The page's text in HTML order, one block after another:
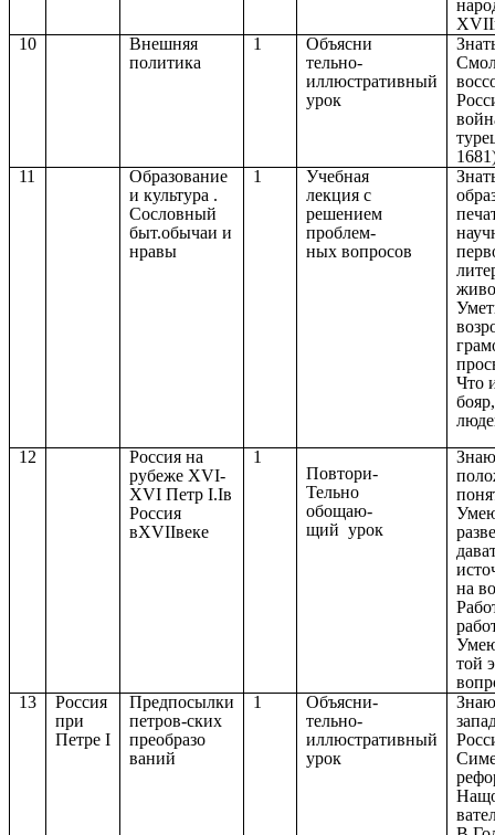
10
Внешняя
политика
1
Объясни
тельно-
иллюстративный
урок
11
Образование
и культура .
Сословный
быт.обычаи и
нравы
1
Учебная
лекция с
решением
проблем-
ных вопросов
Что
12
Россия на
рубеже XVI-
XVI Петр I.Iв
Россия
вXVIIвеке
1
Повтори-
Тельно
обощаю-
щий урок
на
той
13
Россия
при
Петре I
Предпосылки
петров-ских
преобразо
ваний
1
Объясни-
тельно-
иллюстративный
урок